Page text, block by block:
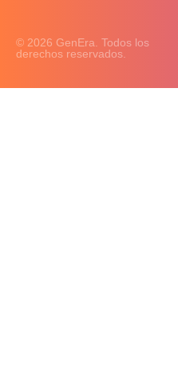
© 2026 GenEra. Todos los
derechos reservados.